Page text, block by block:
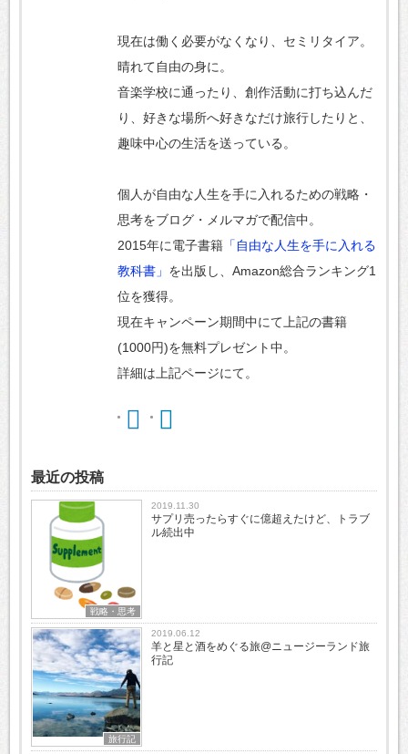
現在は働く必要がなくなり、セミリタイア。
晴れて自由の身に。
音楽学校に通ったり、創作活動に打ち込んだ
り、好きな場所へ好きなだけ旅行したりと、
趣味中心の生活を送っている。
個人が自由な人生を手に入れるための戦略・
思考をブログ・メルマガで配信中。
2015年に電子書籍 「自由な人生を手に入れる
教科書」 を出版し、Amazon総合ランキング1
位を獲得。
現在キャンペーン期間中にて上記の書籍
(1000円)を無料プレゼント中。
詳細は上記ページにて。
最近の投稿
戦略・思考
2019.11.30
サプリ売ったらすぐに億超えたけど、トラブ
ル続出中
旅行記
2019.06.12
羊と星と酒をめぐる旅@ニュージーランド旅
行記